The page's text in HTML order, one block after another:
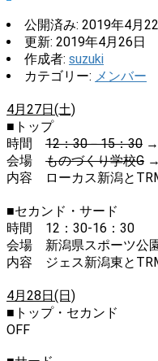
公開済み: 2019年4月
更新: 2019年4月26日
作成者: suzuki
カテゴリー: メンバー
4月27日(土)
■トップ
時間 12：30－15：30
会場 ものづくり学校G
内容 ローカス新潟と
■セカンド・サード
時間 12：30-16：30
会場 新潟県スポーツ公
内容 ジェス新潟東と
4月28日(日)
■トップ・セカンド
OFF